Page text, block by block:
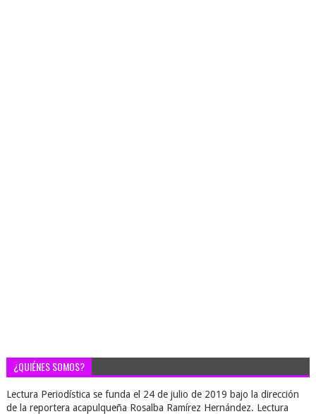
¿QUIÉNES SOMOS?
Lectura Periodística se funda el 24 de julio de 2019 bajo la dirección
de la reportera acapulqueña Rosalba Ramírez Hernández. Lectura